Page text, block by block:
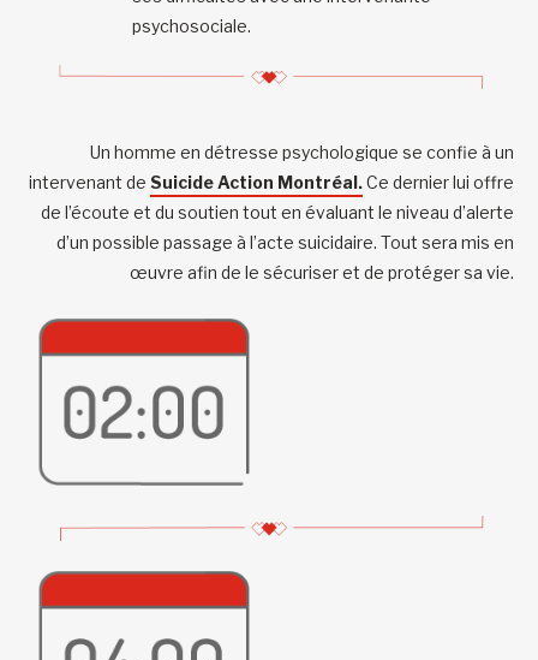
psychosociale.
Un homme en détresse psychologique se confie à un
intervenant de Suicide Action Montréal.Ce dernier lui offre
de l’écoute et du soutien tout en évaluant le niveau d’alerte
d’un possible passage à l’acte suicidaire. Tout sera mis en
œuvre afin de le sécuriser et de protéger sa vie.